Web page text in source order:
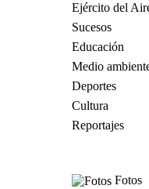
Ejército del
Sucesos
Educación
Medio
Deportes
Cultura
Reportajes
Fotos